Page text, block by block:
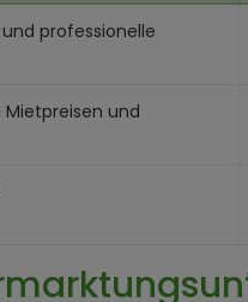
professionelle
Mietpreisen und